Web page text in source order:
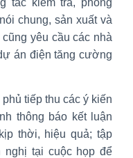
chung, sản xuất và
yêu cầu các nhà
án điện tăng cường
tiếp thu các ý kiến
thông báo kết luận
thời, hiệu quả; tập
nghị tại cuộc họp để